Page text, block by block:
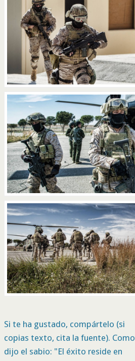
Si te ha gustado, compártelo (si
copias texto, cita la fuente). Como
dijo el sabio: "El éxito reside en